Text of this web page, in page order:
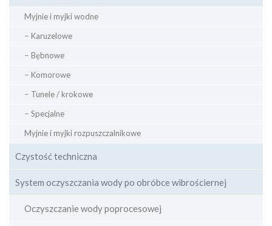
Myjnie i myjki wodne
− Karuzelowe
− Bębnowe
− Komorowe
− Tunele / krokowe
− Specjalne
Myjnie i myjki rozpuszczalnikowe
Czystość techniczna
System oczyszczania wody po obróbce wibrościernej
Oczyszczanie wody poprocesowej